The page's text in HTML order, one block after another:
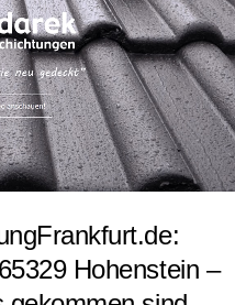
Hohenstein –